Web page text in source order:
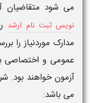
می‌ شود متقاضیان
نویس ثبت نام ارشد
مدارک موردنیاز را
عمومی و اختصاصی
آزمون خواهند بود.
می باشد: